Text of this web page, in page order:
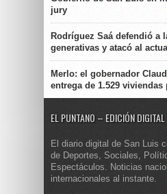
jury
Rodríguez Saá defendió a
generativas y atacó al
Merlo: el gobernador
entrega de 1.529
EL PUNTANO – EDICIÓN
El diario digital de San Luis
de Deportes, Sociales,
Espectáculos. Noticias
internacionales al instante.